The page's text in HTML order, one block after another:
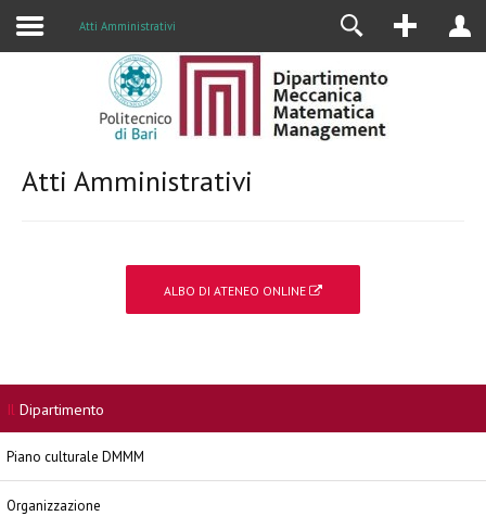
Atti Amministrativi
Atti Amministrativi
ALBO DI ATENEO ONLINE
Il Dipartimento
Piano culturale DMMM
Organizzazione